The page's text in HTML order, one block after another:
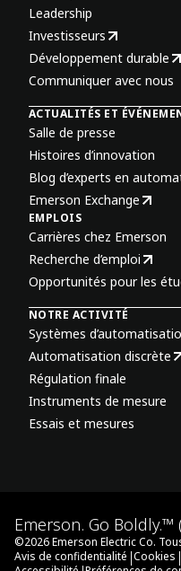
Leadership
Investisseurs
Développement durable
Communiquer avec nous
ACTUALITÉS ET
Salle de presse
Histoires d’innovation
Blog d’experts en
Emerson Exchange
EMPLOIS
Carrières chez Emerson
Recherche d’emploi
Opportunités pour les
NOTRE ACTIVITÉ
Systèmes
Automatisation discrète
Régulation finale
Instruments de mesure
Essais et mesures
Emerson. Go Boldly.™
©2026Emerson Electric Co.
Avis de confidentialité |Cookies